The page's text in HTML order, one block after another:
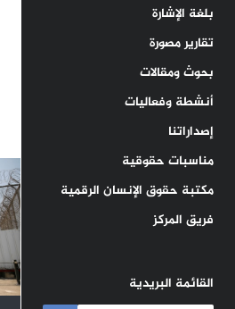
بلغة الإشارة
تقارير مصورة
بحوث ومقالات
أنشطة وفعاليات
إصداراتنا
مناسبات حقوقية
مكتبة حقوق الإنسان الرقمية
فريق المركز
القائمة البريدية